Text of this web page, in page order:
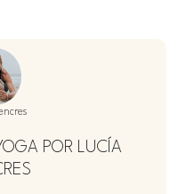
POR LUCÍA